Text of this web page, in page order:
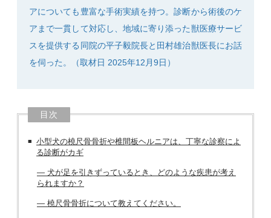
アについても豊富な手術実績を持つ。診断から術後のケ
アまで一貫して対応し、地域に寄り添った獣医療サービ
スを提供する同院の平子毅院長と田村雄治獣医長にお話
を伺った。（取材日 2025年12月9日）
目次
小型犬の橈尺骨骨折や椎間板ヘルニアは、丁寧な診察によ
る診断がカギ
― 犬が足を引きずっているとき、どのような疾患が考え
られますか？
― 橈尺骨骨折について教えてください。